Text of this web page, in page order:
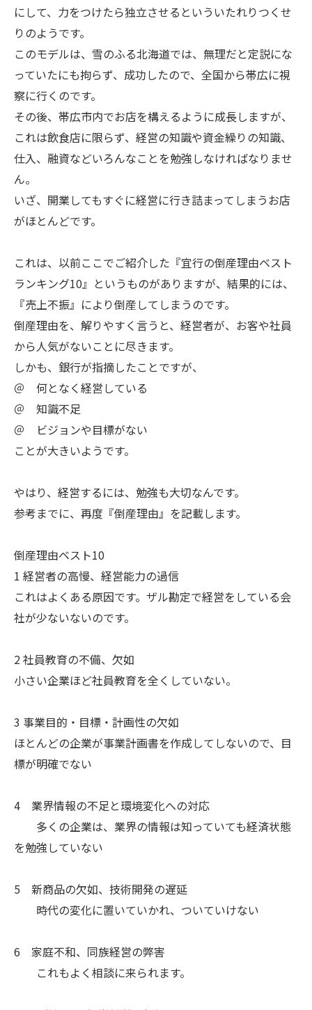
にして、力をつけたら独立させるといういたれりつくせ
りのようです。
このモデルは、雪のふる北海道では、無理だと定説にな
っていたにも拘らず、成功したので、全国から帯広に視
察に行くのです。
その後、帯広市内でお店を構えるように成長しますが、
これは飲食店に限らず、経営の知識や資金繰りの知識、
仕入、融資などいろんなことを勉強しなければなりませ
ん。
いざ、開業してもすぐに経営に行き詰まってしまうお店
がほとんどです。
これは、以前ここでご紹介した『宜行の倒産理由ベスト
ランキング10』というものがありますが、結果的には、
『売上不振』により倒産してしまうのです。
倒産理由を、解りやすく言うと、経営者が、お客や社員
から人気がないことに尽きます。
しかも、銀行が指摘したことですが、
＠ 何となく経営している
＠ 知識不足
＠ ビジョンや目標がない
ことが大きいようです。
やはり、経営するには、勉強も大切なんです。
参考までに、再度『倒産理由』を記載します。
倒産理由ベスト10
1 経営者の高慢、経営能力の過信
これはよくある原因です。ザル勘定で経営をしている会
社が少ないないのです。
2 社員教育の不備、欠如
小さい企業ほど社員教育を全くしていない。
3 事業目的・目標・計画性の欠如
ほとんどの企業が事業計画書を作成してしないので、目
標が明確でない
4 業界情報の不足と環境変化への対応
多くの企業は、業界の情報は知っていても経済状態
を勉強していない
5 新商品の欠如、技術開発の遅延
時代の変化に置いていかれ、ついていけない
6 家庭不和、同族経営の弊害
これもよく相談に来られます。